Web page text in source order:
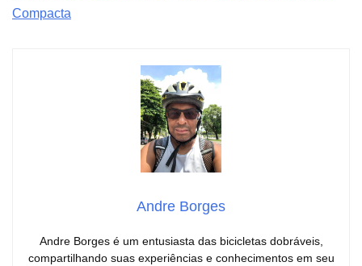
Compacta
Andre Borges
Andre Borges é um entusiasta das bicicletas dobráveis,
compartilhando suas experiências e conhecimentos em seu